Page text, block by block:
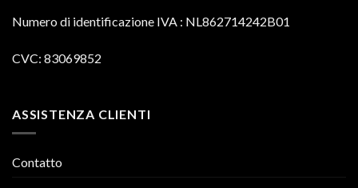
Numero di identificazione IVA : NL862714242B01
CVC: 83069852
ASSISTENZA CLIENTI
Contatto